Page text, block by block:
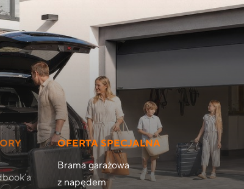
OFERTA SPECJALNA
Brama garażowa
z napędem